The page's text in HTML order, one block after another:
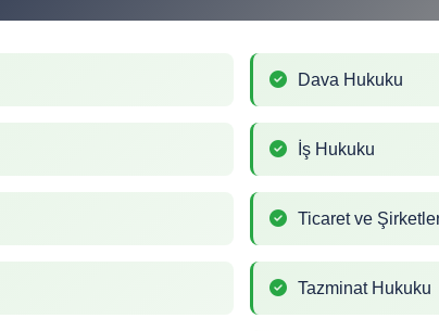
Dava Hukuku
İş Hukuku
Ticaret ve
Tazminat Hukuku